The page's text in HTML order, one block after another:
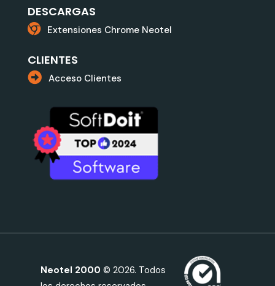
DESCARGAS
Extensiones Chrome Neotel
CLIENTES
Acceso Clientes
Neotel 2000 © 2026. Todos